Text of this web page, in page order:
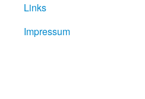
Links
Impressum